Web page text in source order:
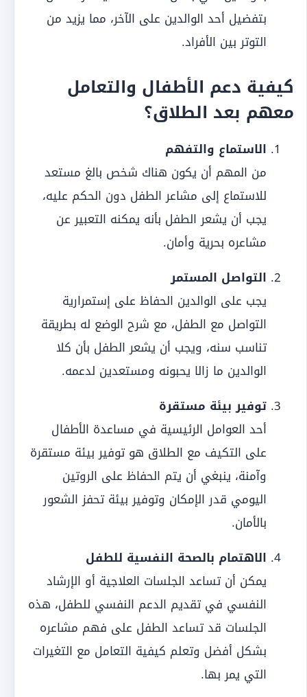
بتفضيل أحد الوالدين على الآخر، مما يزيد من
التوتر بين الأفراد.
كيفية دعم الأطفال والتعامل
معهم بعد الطلاق؟
الاستماع والتفهم
من المهم أن يكون هناك شخص بالغ مستعد
للاستماع إلى مشاعر الطفل دون الحكم عليه،
يجب أن يشعر الطفل بأنه يمكنه التعبير عن
مشاعره بحرية وأمان.
التواصل المستمر
يجب على الوالدين الحفاظ على إستمرارية
التواصل مع الطفل، مع شرح الوضع له بطريقة
تناسب سنه، ويجب أن يشعر الطفل بأن كلا
الوالدين ما زالا يحبونه ومستعدين لدعمه.
توفير بيئة مستقرة
أحد العوامل الرئيسية في مساعدة الأطفال
على التكيف مع الطلاق هو توفير بيئة مستقرة
وآمنة، ينبغي أن يتم الحفاظ على الروتين
اليومي قدر الإمكان وتوفير بيئة تحفز الشعور
بالأمان.
الاهتمام بالصحة النفسية للطفل
يمكن أن تساعد الجلسات العلاجية أو الإرشاد
النفسي في تقديم الدعم النفسي للطفل، هذه
الجلسات قد تساعد الطفل على فهم مشاعره
بشكل أفضل وتعلم كيفية التعامل مع التغيرات
التي يمر بها.